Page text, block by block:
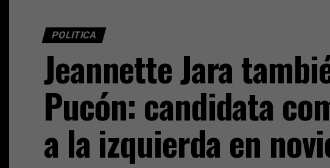
POLITICA
Jeannette Jara
Pucón: candidata
a la izquierda en